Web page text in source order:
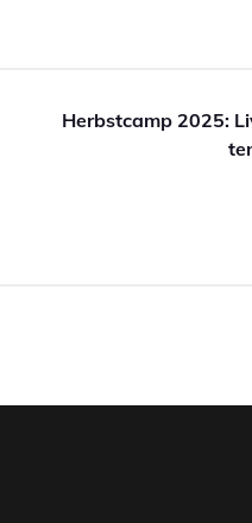
Herbstcamp 2025: